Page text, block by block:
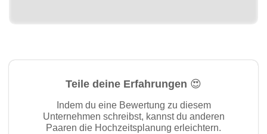
Teile deine Erfahrungen 😍
Indem du eine Bewertung zu diesem
Unternehmen schreibst, kannst du anderen
Paaren die Hochzeitsplanung erleichtern.